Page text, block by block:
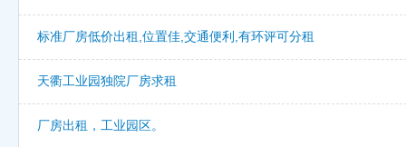
标准厂房低价出租,位置佳,交通便利,有环评可分租
天衢工业园独院厂房求租
厂房出租，工业园区。